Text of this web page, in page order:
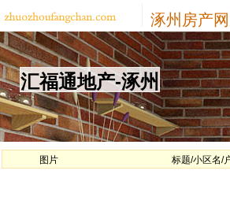
涿州房产网
汇福通地产-涿州
图片 标题/小区名/